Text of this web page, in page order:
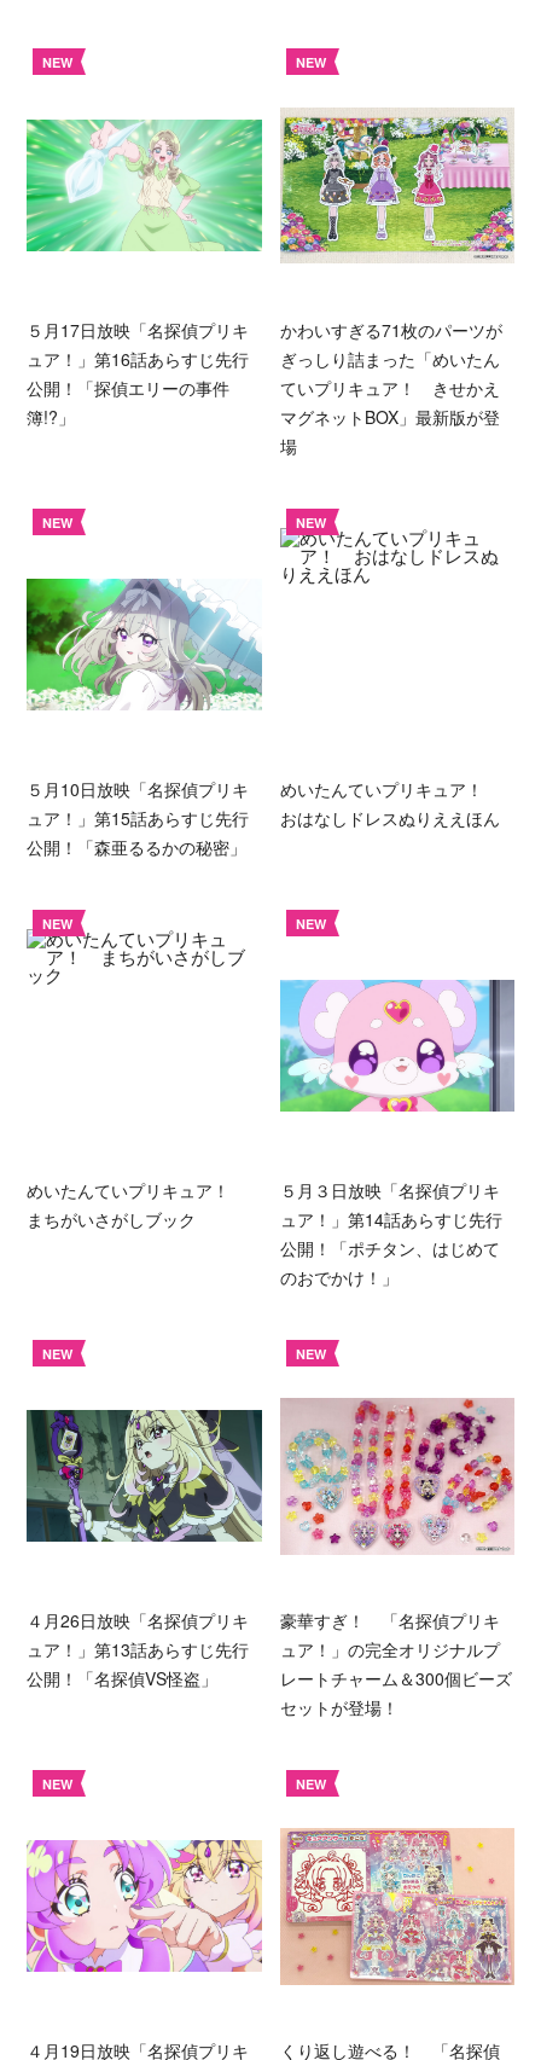
NEW
５月17日放映「名探偵プリキ
ュア！」第16話あらすじ先行
公開！「探偵エリーの事件
簿!?」
NEW
かわいすぎる71枚のパーツが
ぎっしり詰まった「めいたん
ていプリキュア！ きせかえ
マグネットBOX」最新版が登
場
NEW
５月10日放映「名探偵プリキ
ュア！」第15話あらすじ先行
公開！「森亜るるかの秘密」
NEW
めいたんていプリキュア！
おはなしドレスぬりええほん
NEW
めいたんていプリキュア！
まちがいさがしブック
NEW
５月３日放映「名探偵プリキ
ュア！」第14話あらすじ先行
公開！「ポチタン、はじめて
のおでかけ！」
NEW
４月26日放映「名探偵プリキ
ュア！」第13話あらすじ先行
公開！「名探偵VS怪盗」
NEW
豪華すぎ！ 「名探偵プリキ
ュア！」の完全オリジナルプ
レートチャーム＆300個ビーズ
セットが登場！
NEW
４月19日放映「名探偵プリキ
NEW
くり返し遊べる！ 「名探偵